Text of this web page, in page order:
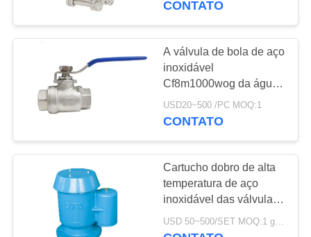
Válvula de
verificação de aço
inoxidável
8
Válvula operada do
motor elétrico
CONTATO
A válvula de bola de aço
inoxidável
Cf8m1000wog da água
Kitz Ss hidráulicos
rosqueia a válvula de
USD20~500 /PC MOQ:1
CONTATO
Cartucho dobro de alta
temperatura de aço
inoxidável das válvulas
de bola para a liberação
do ar